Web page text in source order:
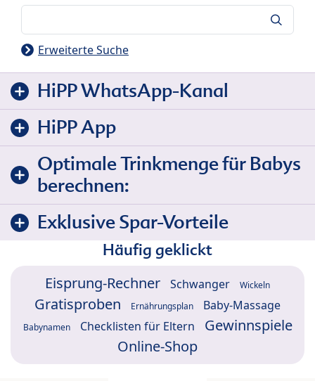
Erweiterte Suche
HiPP WhatsApp-Kanal
HiPP App
Optimale Trinkmenge für Babys
berechnen:
Exklusive Spar-Vorteile
Häufig geklickt
Eisprung-Rechner Schwanger Wickeln
Gratisproben Ernährungsplan Baby-Massage
Babynamen Checklisten für Eltern
Gewinnspiele
Online-Shop